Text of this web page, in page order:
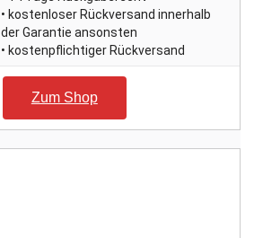
• kostenloser Rückversand innerhalb
der Garantie ansonsten
• kostenpflichtiger Rückversand
Zum Shop